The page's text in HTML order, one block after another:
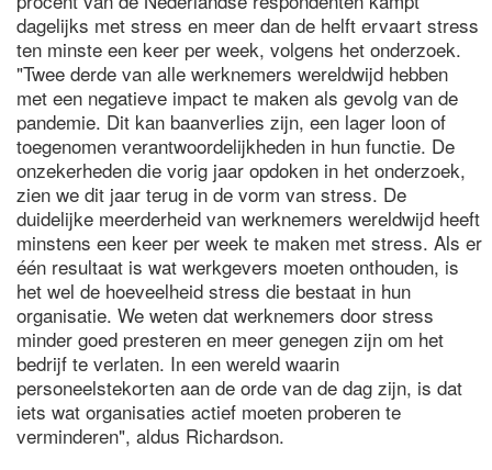
dagelijks met stress en meer dan de helft ervaart stress
ten minste een keer per week, volgens het onderzoek.
"Twee derde van alle werknemers wereldwijd hebben
met een negatieve impact te maken als gevolg van de
pandemie. Dit kan baanverlies zijn, een lager loon of
toegenomen verantwoordelijkheden in hun functie. De
onzekerheden die vorig jaar opdoken in het onderzoek,
zien we dit jaar terug in de vorm van stress. De
duidelijke meerderheid van werknemers wereldwijd heeft
minstens een keer per week te maken met stress. Als er
één resultaat is wat werkgevers moeten onthouden, is
het wel de hoeveelheid stress die bestaat in hun
organisatie. We weten dat werknemers door stress
minder goed presteren en meer genegen zijn om het
bedrijf te verlaten. In een wereld waarin
personeelstekorten aan de orde van de dag zijn, is dat
iets wat organisaties actief moeten proberen te
verminderen", aldus Richardson.